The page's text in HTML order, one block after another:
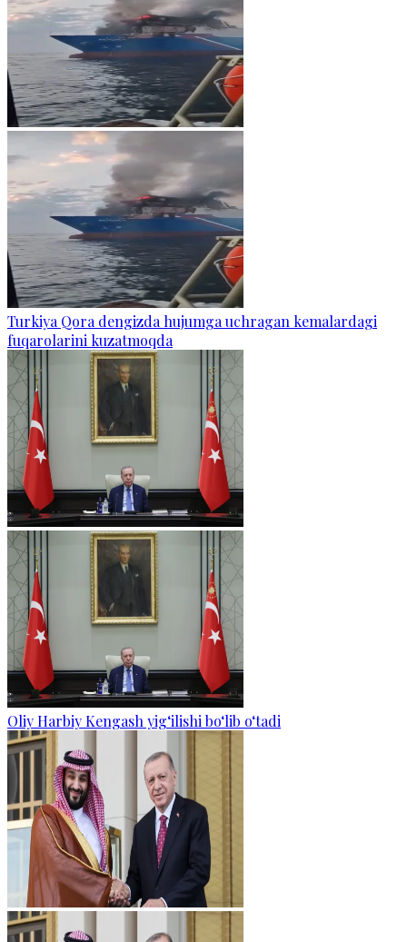
Turkiya Qora dengizda hujumga uchragan kemalardagi
fuqarolarini kuzatmoqda
Oliy Harbiy Kengash yig‘ilishi bo‘lib o‘tadi